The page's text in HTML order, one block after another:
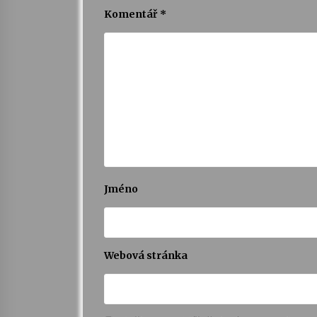
Komentář *
Jméno
Webová stránka